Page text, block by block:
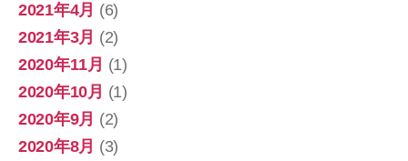
2021年4月 (6)
2021年3月 (2)
2020年11月 (1)
2020年10月 (1)
2020年9月 (2)
2020年8月 (3)